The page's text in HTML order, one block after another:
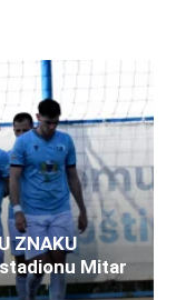
ZNAKU
Mitar